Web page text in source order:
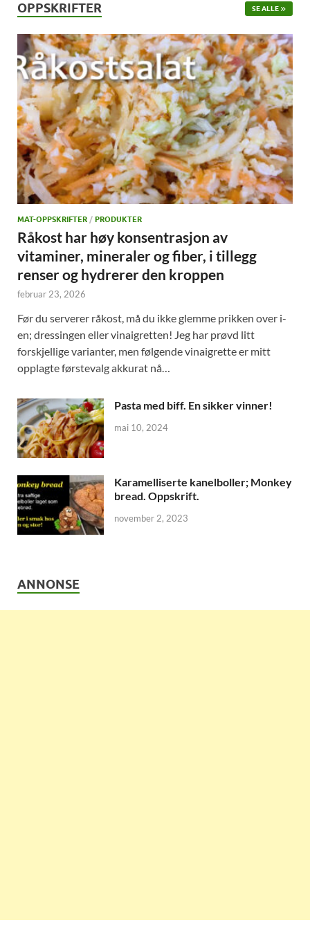
OPPSKRIFTER SE ALLE
MAT-OPPSKRIFTER / PRODUKTER
Råkost har høy konsentrasjon av
vitaminer, mineraler og fiber, i tillegg
renser og hydrerer den kroppen
februar 23, 2026
Før du serverer råkost, må du ikke glemme prikken over i-
en; dressingen eller vinaigretten! Jeg har prøvd litt
forskjellige varianter, men følgende vinaigrette er mitt
opplagte førstevalg akkurat nå…
Pasta med biff. En sikker vinner!
mai 10, 2024
Karamelliserte kanelboller; Monkey
bread. Oppskrift.
november 2, 2023
ANNONSE